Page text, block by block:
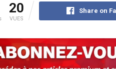
20
VUES
Share on